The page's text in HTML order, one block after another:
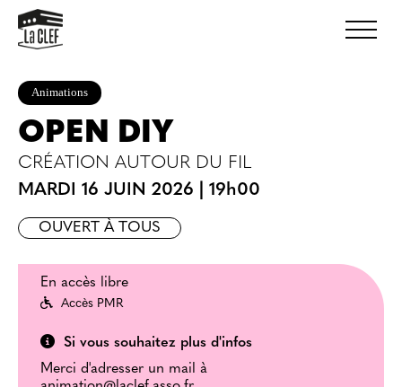
Animations
OPEN DIY
CRÉATION AUTOUR DU FIL
MARDI 16 JUIN 2026
19h00
OUVERT À TOUS
En accès libre
Accès PMR
Si vous souhaitez plus d'infos
Merci d'adresser un mail à